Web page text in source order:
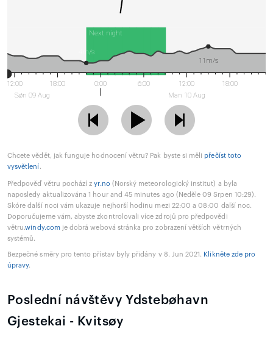
Next night
12:00
Søn 09 Aug
18:00 0:00 6:00
12:00
Man 10 Aug
18:00
11m/s
4m/s
Chcete vědět, jak funguje hodnocení větru? Pak byste si měli přečíst toto
vysvětlení .
Předpověď větru pochází zyr.no (Norský meteorologický institut) a byla
naposledy aktualizována 1 hour and 45 minutes ago (Neděle 09 Srpen 10:29).
Skóre další noci vám ukazuje nejhorší hodinu mezi 22:00 a 08:00 další noc.
Doporučujeme vám, abyste zkontrolovali více zdrojů pro předpovědi
větru.windy.comje dobrá webová stránka pro zobrazení větších větrných
systémů.
Bezpečné směry pro tento přístav byly přidány v 8. Jun 2021. Klikněte zde pro
úpravy.
Poslední návštěvy Ydstebøhavn
Gjestekai - Kvitsøy